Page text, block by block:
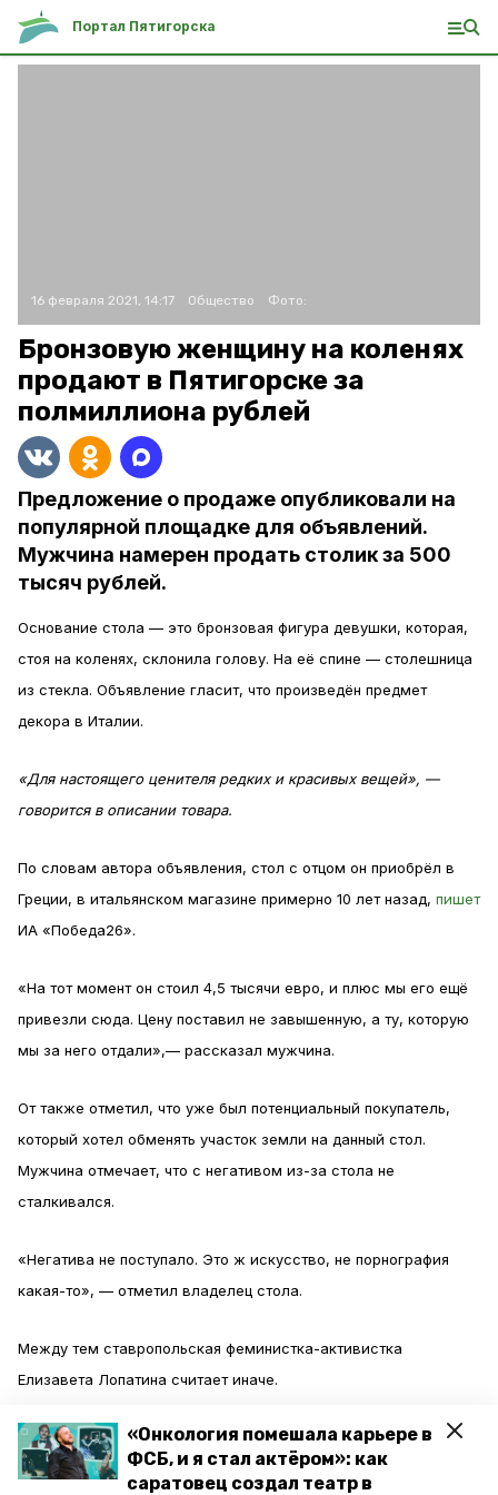
«Онкология помешала карьере в
ФСБ, и я стал актёром»: как
саратовец создал театр в
Портал Пятигорска
16 февраля 2021, 14:17 Общество Фото:
Бронзовую женщину на коленях
продают в Пятигорске за
полмиллиона рублей
Предложение о продаже опубликовали на
популярной площадке для объявлений.
Мужчина намерен продать столик за 500
тысяч рублей.
Основание стола — это бронзовая фигура девушки, которая,
стоя на коленях, склонила голову. На её спине — столешница
из стекла. Объявление гласит, что произведён предмет
декора в Италии.
«Для настоящего ценителя редких и красивых вещей», —
говорится в описании товара.
По словам автора объявления, стол с отцом он приобрёл в
Греции, в итальянском магазине примерно 10 лет назад, пишет
ИА «Победа26».
«На тот момент он стоил 4,5 тысячи евро, и плюс мы его ещё
привезли сюда. Цену поставил не завышенную, а ту, которую
мы за него отдали»,— рассказал мужчина.
От также отметил, что уже был потенциальный покупатель,
который хотел обменять участок земли на данный стол.
Мужчина отмечает, что с негативом из-за стола не
сталкивался.
«Негатива не поступало. Это ж искусство, не порнография
какая-то», — отметил владелец стола.
Между тем ставропольская феминистка-активистка
Елизавета Лопатина считает иначе.
«Это сложно назвать искусством. Конечно, это сексуализация
женского образа. Почему-то такие столики всегда делают с